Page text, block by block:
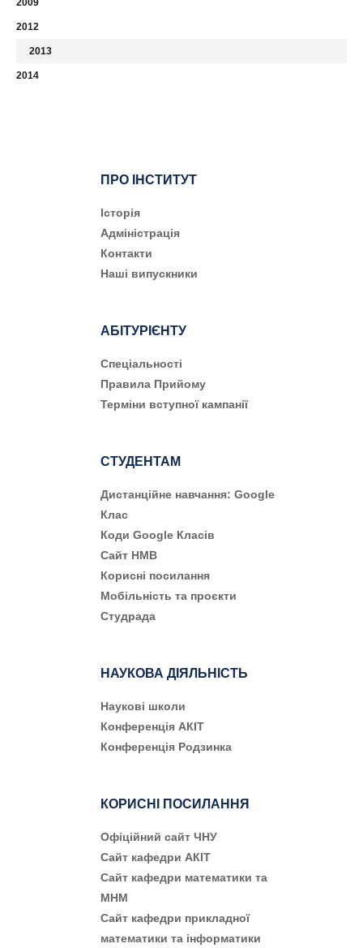
2009
2012
2013
2014
ПРО ІНСТИТУТ
Історія
Адміністрація
Контакти
Наші випускники
АБІТУРІЄНТУ
Cпеціальності
Правила Прийому
Терміни вступної кампанії
СТУДЕНТАМ
Дистанційне навчання: Google
Клас
Коди Google Класів
Сайт НМВ
Корисні посилання
Мобільність та проєкти
Студрада
НАУКОВА ДІЯЛЬНІСТЬ
Наукові школи
Конференція АКІТ
Конференція Родзинка
КОРИСНІ ПОСИЛАННЯ
Офіційний сайт ЧНУ
Сайт кафедри АКІТ
Сайт кафедри математики та
МНМ
Сайт кафедри прикладної
математики та інформатики